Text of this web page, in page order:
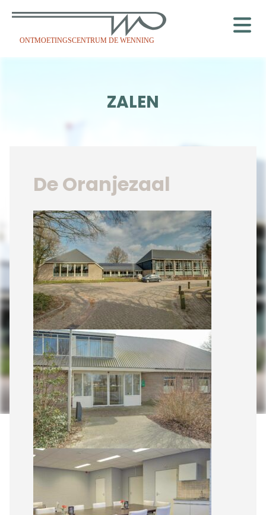
ONTMOETINGSCENTRUM DE WENNING
ZALEN
De Oranjezaal